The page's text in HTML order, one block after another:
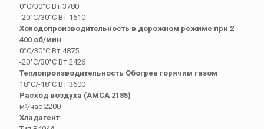
0°С/30°C Вт 3780
-20°C/30°C Вт 1610
Холодопроизводительность в дорожном режиме при 2
400 об/мин
0°С/30°C Вт 4875
-20°C/30°C Вт 2426
Теплопроизводительность Обогрев горячим газом
18°С/-18°С Вт 3600
Расход воздуха (АМСА 2185)
мᶾ/час 2200
Хладагент